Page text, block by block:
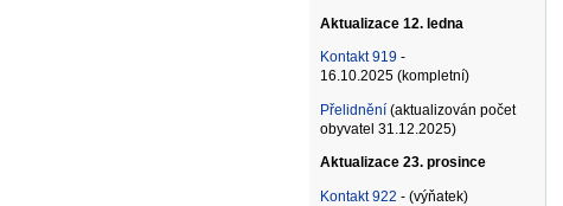
Aktualizace 12. ledna
Kontakt 919 -
16.10.2025 (kompletní)
Přelidnění (aktualizován počet
obyvatel 31.12.2025)
Aktualizace 23. prosince
Kontakt 922 - (výňatek)